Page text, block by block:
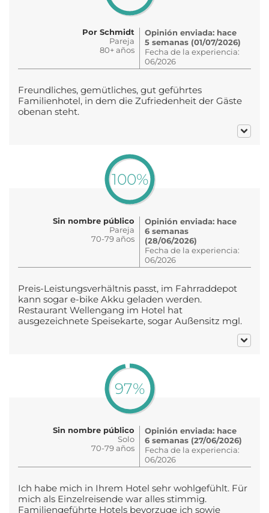
Por Schmidt
Pareja
80+ años
Opinión enviada: hace
5 semanas (01/07/2026)
Fecha de la experiencia:
06/2026
Freundliches, gemütliches, gut geführtes
Familienhotel, in dem die Zufriedenheit der Gäste
obenan steht.
100%
Sin nombre público
Pareja
70-79 años
Opinión enviada: hace
6 semanas
(28/06/2026)
Fecha de la experiencia:
06/2026
Preis-Leistungsverhältnis passt, im Fahrraddepot
kann sogar e-bike Akku geladen werden.
Restaurant Wellengang im Hotel hat
ausgezeichnete Speisekarte, sogar Außensitz mgl.
97%
Sin nombre público
Solo
70-79 años
Opinión enviada: hace
6 semanas (27/06/2026)
Fecha de la experiencia:
06/2026
Ich habe mich in Ihrem Hotel sehr wohlgefühlt. Für
mich als Einzelreisende war alles stimmig.
Familiengeführte Hotels bevorzuge ich sowie